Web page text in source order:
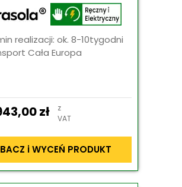
realizacji: ok. 8-10tygodni
Cała Europa
zł
z
VAT
i WYCEŃ PRODUKT